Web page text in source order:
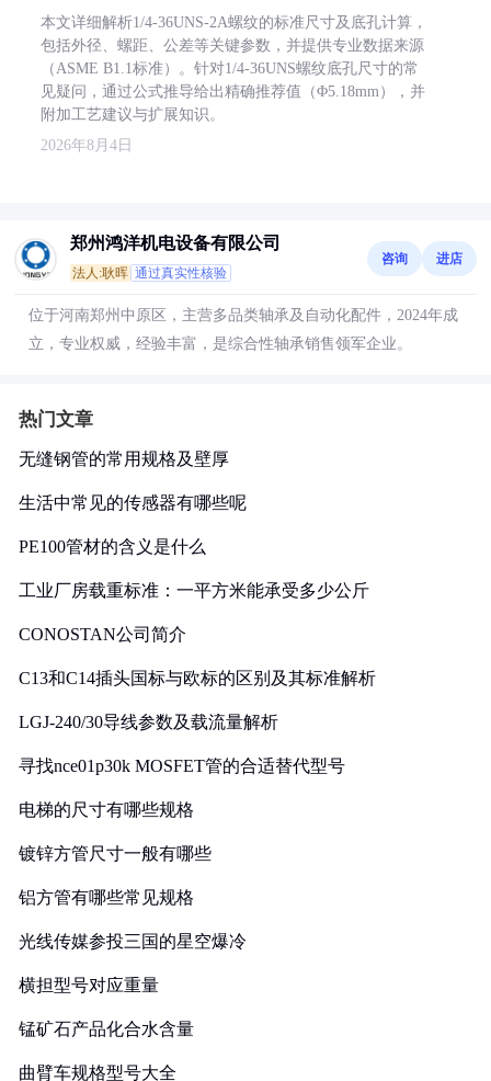
本文详细解析1/4-36UNS-2A螺纹的标准尺寸及底孔计算，
包括外径、螺距、公差等关键参数，并提供专业数据来源
（ASME B1.1标准）。针对1/4-36UNS螺纹底孔尺寸的常
见疑问，通过公式推导给出精确推荐值（Φ5.18mm），并
附加工艺建议与扩展知识。
2026年8月4日
郑州鸿洋机电设备有限公司
法人:耿晖 通过真实性核验
咨询 进店
位于河南郑州中原区，主营多品类轴承及自动化配件，2024年成
立，专业权威，经验丰富，是综合性轴承销售领军企业。
热门文章
无缝钢管的常用规格及壁厚
生活中常见的传感器有哪些呢
PE100管材的含义是什么
工业厂房载重标准：一平方米能承受多少公斤
CONOSTAN公司简介
C13和C14插头国标与欧标的区别及其标准解析
LGJ-240/30导线参数及载流量解析
寻找nce01p30k MOSFET管的合适替代型号
电梯的尺寸有哪些规格
镀锌方管尺寸一般有哪些
铝方管有哪些常见规格
光线传媒参投三国的星空爆冷
横担型号对应重量
锰矿石产品化合水含量
曲臂车规格型号大全